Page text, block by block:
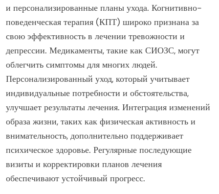
и персонализированные планы ухода. Когнитивно-
поведенческая терапия (КПТ) широко признана за
свою эффективность в лечении тревожности и
депрессии. Медикаменты, такие как СИОЗС, могут
облегчить симптомы для многих людей.
Персонализированный уход, который учитывает
индивидуальные потребности и обстоятельства,
улучшает результаты лечения. Интеграция изменений
образа жизни, таких как физическая активность и
внимательность, дополнительно поддерживает
психическое здоровье. Регулярные последующие
визиты и корректировки планов лечения
обеспечивают устойчивый прогресс.